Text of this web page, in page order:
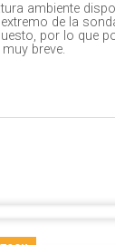
ambiente
de la
por lo que
breve.